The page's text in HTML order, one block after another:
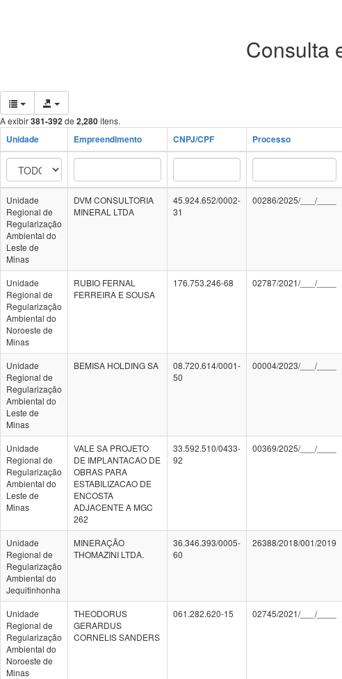
Consulta
A exibir381-392de 2,280itens.
Unidade Empreendimento CNPJ/CPF Processo
Unidade
Regional de
Regularização
Ambiental do
Leste de
Minas
DVM CONSULTORIA
MINERAL LTDA
45.924.652/0002-
31
00286/2025/___/____
Unidade
Regional de
Regularização
Ambiental do
Noroeste de
Minas
RUBIO FERNAL
FERREIRA E SOUSA
176.753.246-68 02787/2021/___/____
Unidade
Regional de
Regularização
Ambiental do
Leste de
Minas
BEMISA HOLDING SA
08.720.614/0001-
50
00004/2023/___/____
Unidade
Regional de
Regularização
Ambiental do
Leste de
Minas
VALE SA PROJETO
DE IMPLANTACAO DE
OBRAS PARA
ESTABILIZACAO DE
ENCOSTA
ADJACENTE A MGC
262
33.592.510/0433-
92
00369/2025/___/____
Unidade
Regional de
Regularização
Ambiental do
Jequitinhonha
MINERAÇÃO
THOMAZINI LTDA.
36.346.393/0005-
60
26388/2018/001/2019
Unidade
Regional de
Regularização
Ambiental do
Noroeste de
Minas
THEODORUS
GERARDUS
CORNELIS SANDERS
061.282.620-15 02745/2021/___/____